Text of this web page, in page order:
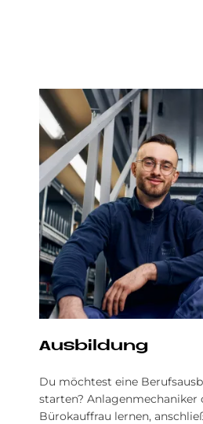
Aus­bil­dung
Du möchtest eine
starten?
Bürokauffrau lernen,